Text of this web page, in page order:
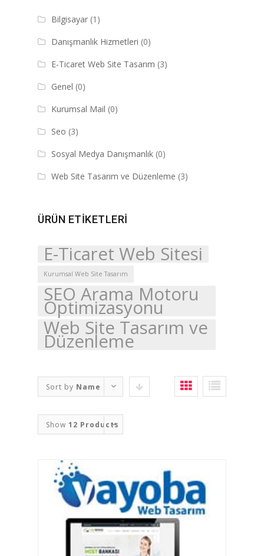
Bilgisayar (1)
Danışmanlık Hizmetleri (0)
E-Ticaret Web Site Tasarım (3)
Genel (0)
Kurumsal Mail (0)
Seo (3)
Sosyal Medya Danışmanlık (0)
Web Site Tasarım ve Düzenleme (3)
ÜRÜN ETIKETLERI
E-Ticaret Web Sitesi
Kurumsal Web Site Tasarım
SEO Arama Motoru
Optimizasyonu
Web Site Tasarım ve
Düzenleme
Sort by Name
Show 12 Products